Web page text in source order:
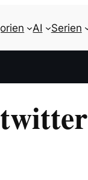
AI Serien